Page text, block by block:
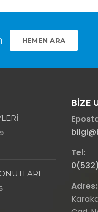
HEMEN ARA
BIZE
Tel:
Adres: